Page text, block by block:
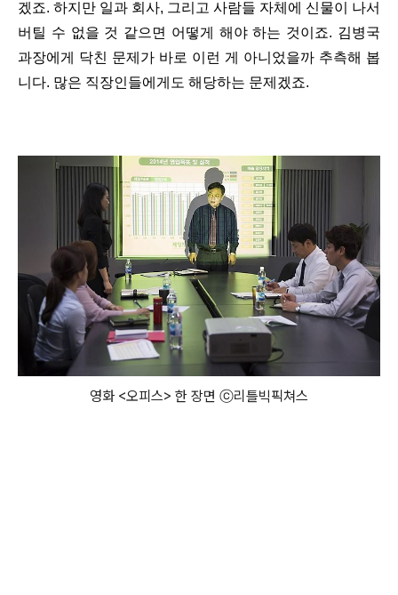
겠죠. 하지만 일과 회사, 그리고 사람들 자체에 신물이 나서
버틸 수 없을 것 같으면 어떻게 해야 하는 것이죠. 김병국
과장에게 닥친 문제가 바로 이런 게 아니었을까 추측해 봅
니다. 많은 직장인들에게도 해당하는 문제겠죠.
영화 <오피스> 한 장면 ⓒ 리틀빅픽쳐스